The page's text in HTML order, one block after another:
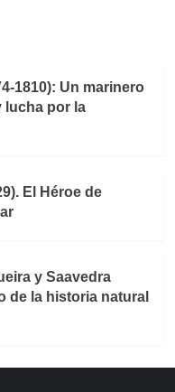
1810): Un marinero
lucha por la
El Héroe de
y Saavedra
de la historia natural